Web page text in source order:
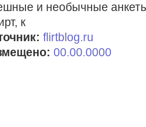
и необычные
к
flirtblog.ru
00.00.0000